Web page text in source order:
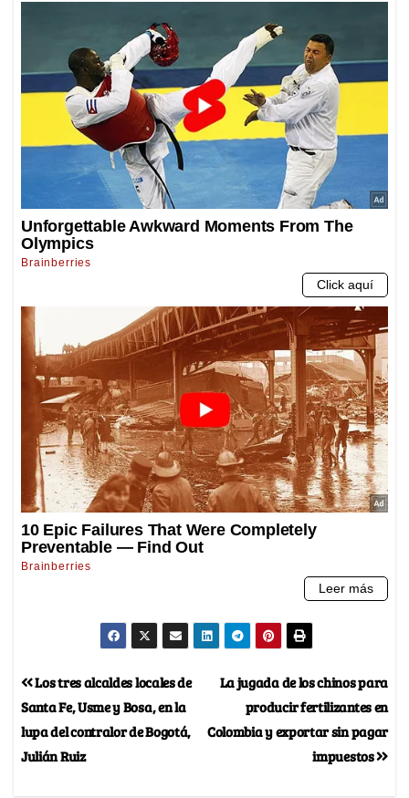
La jugada de los chinos para
producir fertilizantes en
Colombia y exportar sin pagar
impuestos
Los tres alcaldes locales de
Santa Fe, Usme y Bosa, en la
lupa del contralor de Bogotá,
Julián Ruiz